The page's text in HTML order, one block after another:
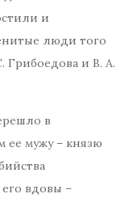
и
люди того
Грибоедова и В. А.
в
ее мужу – князю
вдовы –